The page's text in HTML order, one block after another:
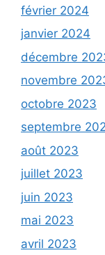
février 2024
janvier 2024
décembre
novembre
octobre 2023
septembre
août 2023
juillet 2023
juin 2023
mai 2023
avril 2023